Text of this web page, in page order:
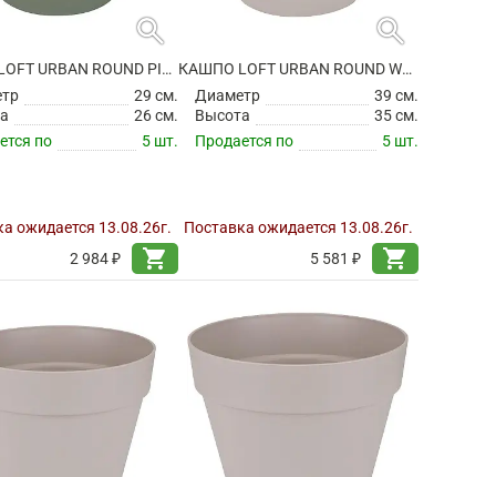
search
КАШПО LOFT URBAN ROUND PISTACHIO GREEN
29 см.
26 см.
по
5 шт.
ожидается 13.08.26г.
2 984 ₽
shopping_cart
search
КАШПО LOFT URBAN ROUND WARM GREY НА КОЛЕСИКАХ
Диаметр
39 см.
Высота
35 см.
Продается по
5 шт.
Поставка ожидается 13.08.26г.
5 581 ₽
shopping_cart